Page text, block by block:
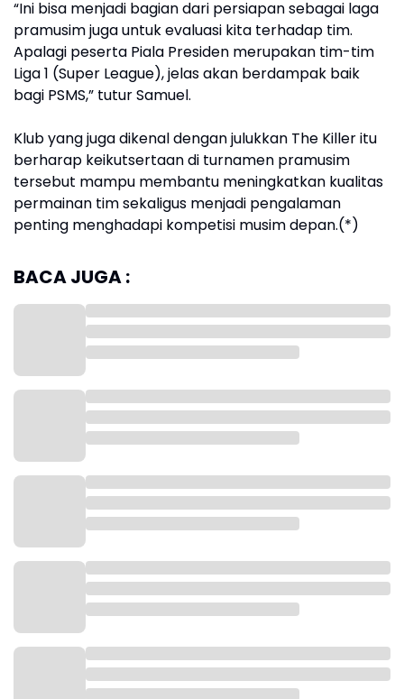
“Ini bisa menjadi bagian dari persiapan sebagai laga
pramusim juga untuk evaluasi kita terhadap tim.
Apalagi peserta Piala Presiden merupakan tim-tim
Liga 1 (Super League), jelas akan berdampak baik
bagi PSMS,” tutur Samuel.
Klub yang juga dikenal dengan julukkan The Killer itu
berharap keikutsertaan di turnamen pramusim
tersebut mampu membantu meningkatkan kualitas
permainan tim sekaligus menjadi pengalaman
penting menghadapi kompetisi musim depan.(*)
BACA JUGA :